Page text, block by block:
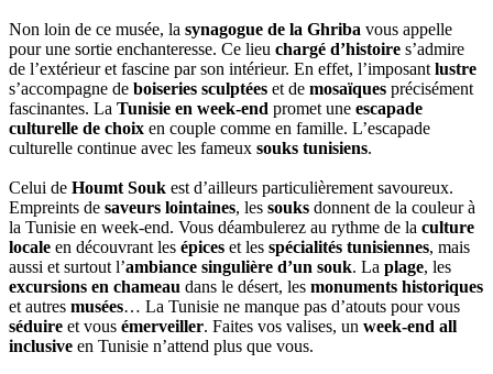
Non loin de ce musée, la synagogue de la Ghriba vous appelle
pour une sortie enchanteresse. Ce lieu chargé d’histoire s’admire
de l’extérieur et fascine par son intérieur. En effet, l’imposant lustre
s’accompagne de boiseries sculptées et de mosaïques précisément
fascinantes. La Tunisie en week-end promet une escapade
culturelle de choix en couple comme en famille. L’escapade
culturelle continue avec les fameux souks tunisiens.
Celui de Houmt Souk est d’ailleurs particulièrement savoureux.
Empreints de saveurs lointaines, les souks donnent de la couleur à
la Tunisie en week-end. Vous déambulerez au rythme de la culture
locale en découvrant les épices et les spécialités tunisiennes, mais
aussi et surtout l’ambiance singulière d’un souk. La plage, les
excursions en chameau dans le désert, les monuments historiques
et autres musées… La Tunisie ne manque pas d’atouts pour vous
séduire et vous émerveiller. Faites vos valises, un week-end all
inclusive en Tunisie n’attend plus que vous.